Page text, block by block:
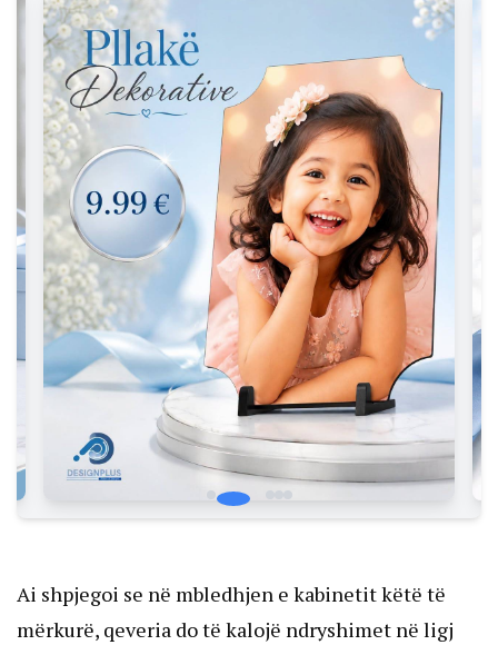
Ai shpjegoi se në mbledhjen e kabinetit këtë të
mërkurë, qeveria do të kalojë ndryshimet në ligj